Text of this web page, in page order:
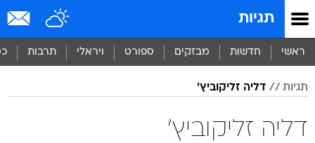
תגיות
ראשי חדשות מבזקים ספורט ויראלי תרבות
תגיות דליה זליקוביץ'
דליה זליקוביץ'